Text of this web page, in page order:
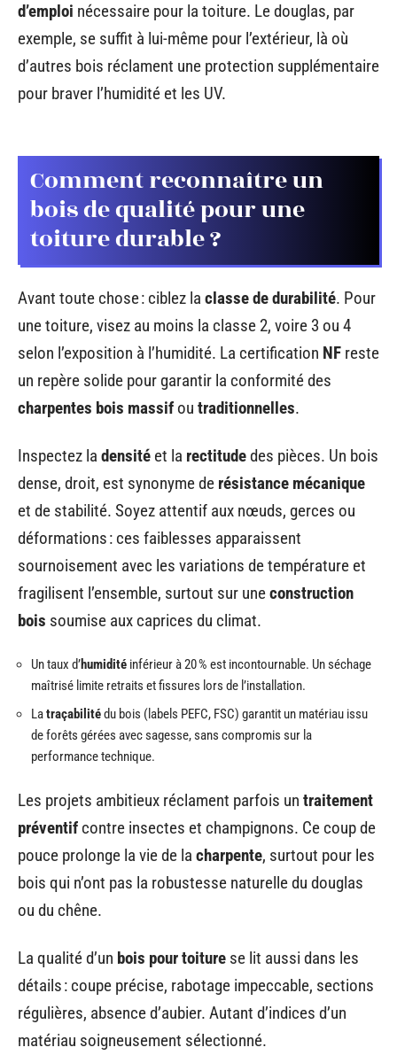
d’emploi nécessaire pour la toiture. Le douglas, par
exemple, se suffit à lui-même pour l’extérieur, là où
d’autres bois réclament une protection supplémentaire
pour braver l’humidité et les UV.
Comment reconnaître un
bois de qualité pour une
toiture durable ?
Avant toute chose : ciblez la classe de durabilité. Pour
une toiture, visez au moins la classe 2, voire 3 ou 4
selon l’exposition à l’humidité. La certification NF reste
un repère solide pour garantir la conformité des
charpentes bois massif ou traditionnelles.
Inspectez la densité et la rectitudedes pièces. Un bois
dense, droit, est synonyme de résistance mécanique
et de stabilité. Soyez attentif aux nœuds, gerces ou
déformations : ces faiblesses apparaissent
sournoisement avec les variations de température et
fragilisent l’ensemble, surtout sur uneconstruction
bois soumise aux caprices du climat.
Un taux d’humidité inférieur à 20 % est incontournable. Un séchage
maîtrisé limite retraits et fissures lors de l’installation.
Latraçabilitédu bois (labels PEFC, FSC) garantit un matériau issu
de forêts gérées avec sagesse, sans compromis sur la
performance technique.
Les projets ambitieux réclament parfois un traitement
préventif contre insectes et champignons. Ce coup de
pouce prolonge la vie de la charpente, surtout pour les
bois qui n’ont pas la robustesse naturelle du douglas
ou du chêne.
La qualité d’un bois pour toiture se lit aussi dans les
détails : coupe précise, rabotage impeccable, sections
régulières, absence d’aubier. Autant d’indices d’un
matériau soigneusement sélectionné.